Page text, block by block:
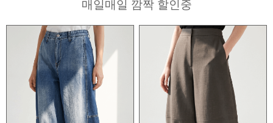
매일매일 깜짝 할인중